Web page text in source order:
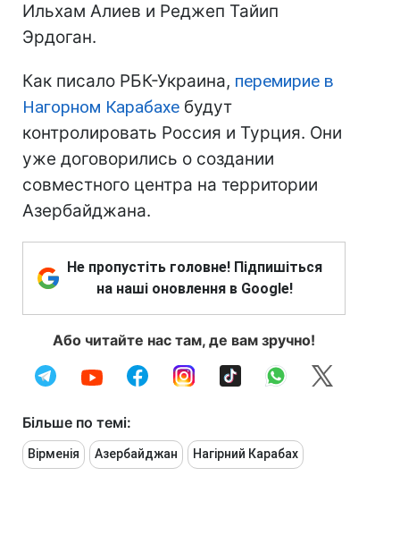
Ильхам Алиев и Реджеп Тайип
Эрдоган.
Как писало РБК-Украина, перемирие в
Нагорном Карабахе будут
контролировать Россия и Турция. Они
уже договорились о создании
совместного центра на территории
Азербайджана.
Не пропустіть головне! Підпишіться
на наші оновлення в Google!
Або читайте нас там, де вам зручно!
Більше по темі:
Вірменія Азербайджан Нагірний Карабах